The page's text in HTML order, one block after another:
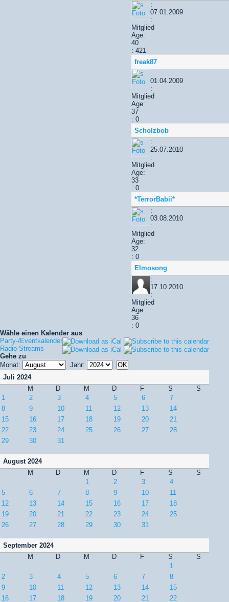
:
07.01.2009
:
Mitglied
Age:
40
: 421
freak87
:
01.04.2009
:
Mitglied
Age:
37
: 0
Scholzbob
:
25.07.2010
:
Mitglied
Age:
33
: 0
*TerrorBabii*
:
03.08.2010
:
Mitglied
Age:
32
: 0
Elmosong
:
17.10.2010
:
Mitglied
Age:
36
: 0
Wähle einen Kalender aus
Party-/Eventkalender
Radio Streams
Gehe zu
Monat:
Jahr:
Juli 2024
M
D M D F S
S
1
2 3 4 5 6
7
8
9 10 11 12 13
14
15
16 17 18 19 20
21
22
23 24 25 26 27
28
29
30 31
August 2024
M
D M D F S
S
1
2 3
4
5
6 7 8 9 10
11
12
13 14 15 16 17
18
19
20 21 22 23 24
25
26
27 28 29 30 31
September 2024
M
D M D F S
S
1
2
3 4 5 6 7
8
9
10 11 12 13 14
15
16
17 18 19 20 21 22